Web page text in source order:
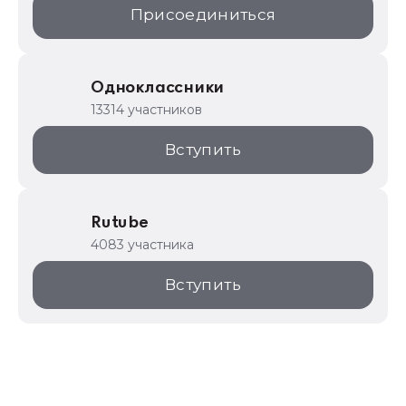
Присоединиться
Одноклассники
13314 участников
Вступить
Rutube
4083 участника
Вступить